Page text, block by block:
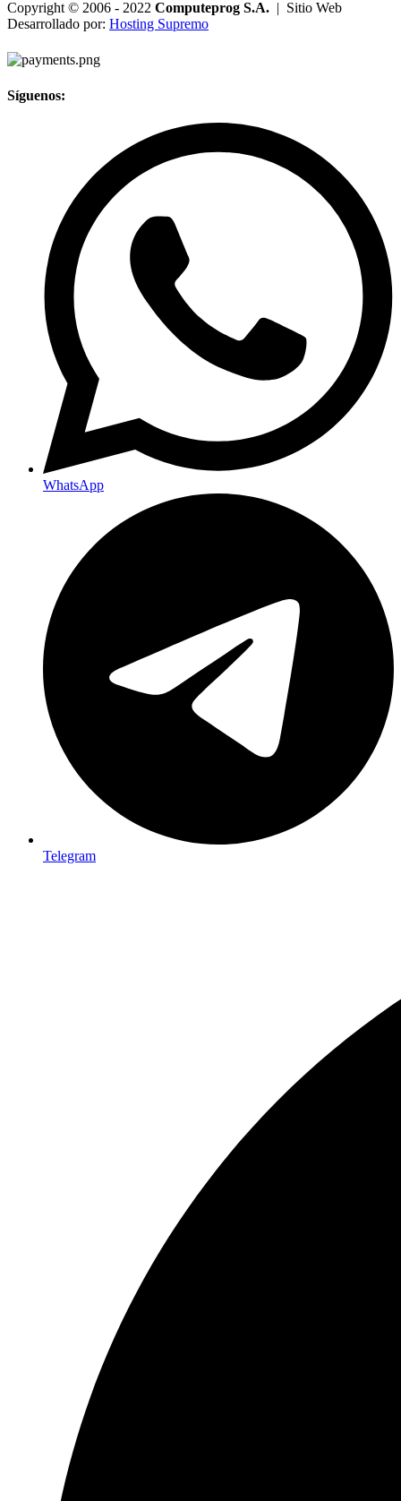
Copyright © 2006 - 2022 Computeprog S.A. | Sitio Web
Desarrollado por: Hosting Supremo
Síguenos:
WhatsApp
Telegram